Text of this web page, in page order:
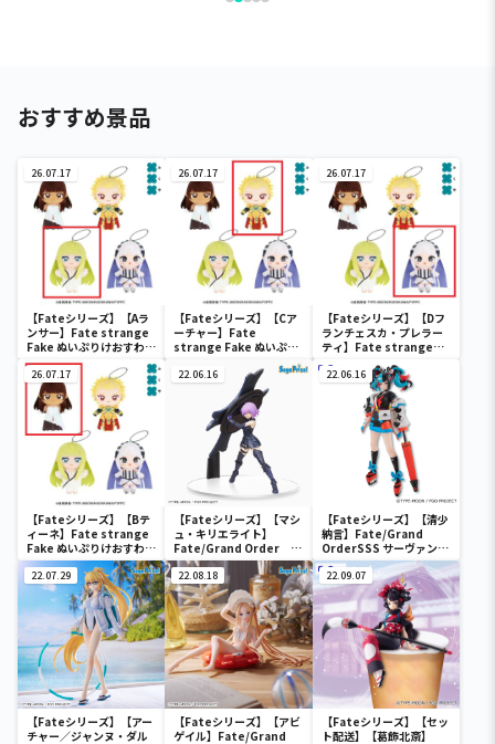
おすすめ景品
26.07.17
【Fateシリーズ】【Aラ
ンサー】Fate strange
Fake ぬいぷりけおすわり
2
26.07.17
【Fateシリーズ】【Cア
ーチャー】Fate
strange Fake ぬいぷり
26.07.17
【Fateシリーズ】【Dフ
ランチェスカ・プレラー
ティ】Fate strange
Fake ぬいぷりけおすわり
2
26.07.17
【Fateシリーズ】【Bテ
ィーネ】Fate strange
Fake ぬいぷりけおすわり
2
22.06.16
【Fateシリーズ】【マシ
ュ・キリエライト】
Fate/Grand Order
[SPM]フィギュア“シー
ルダー／マシュ・キリエ
ライト”
22.06.16
【Fateシリーズ】【清少
納言】Fate/Grand
OrderSSS サーヴァント
フィギュア～アーチャー/
清少納言～
22.07.29
【Fateシリーズ】【アー
チャー／ジャンヌ・ダル
22.08.18
【Fateシリーズ】【アビ
ゲイル】Fate/Grand
22.09.07
【Fateシリーズ】【セッ
ト配送】【葛飾北斎】